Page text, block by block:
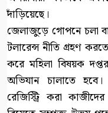
দাঁড়িয়েছে।
জেলাজুড়ে গোপনে চলা
টলারেন্স নীতি গ্রহণ
করে মহিলা বিষয়ক
অভিযান চালাতে
রেজিস্ট্রি করা